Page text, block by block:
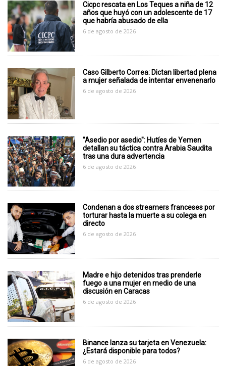
Cicpc rescata en Los Teques a niña de 12
años que huyó con un adolescente de 17
que habría abusado de ella
6 de agosto de 2026
Caso Gilberto Correa: Dictan libertad plena
a mujer señalada de intentar envenenarlo
6 de agosto de 2026
"Asedio por asedio": Hutíes de Yemen
detallan su táctica contra Arabia Saudita
tras una dura advertencia
6 de agosto de 2026
Condenan a dos streamers franceses por
torturar hasta la muerte a su colega en
directo
6 de agosto de 2026
Madre e hijo detenidos tras prenderle
fuego a una mujer en medio de una
discusión en Caracas
6 de agosto de 2026
Binance lanza su tarjeta en Venezuela:
¿Estará disponible para todos?
6 de agosto de 2026